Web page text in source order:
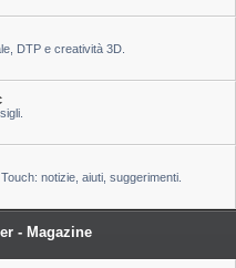
DTP e creatività 3D.
notizie, aiuti, suggerimenti.
- Magazine